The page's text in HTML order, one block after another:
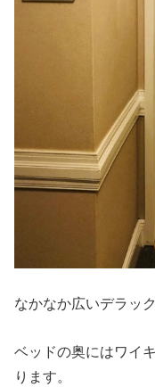
なかなか広いデラッ
ベッドの奥にはワイ
ります。